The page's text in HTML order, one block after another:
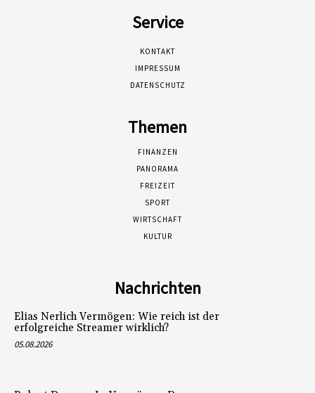
Service
KONTAKT
IMPRESSUM
DATENSCHUTZ
Themen
FINANZEN
PANORAMA
FREIZEIT
SPORT
WIRTSCHAFT
KULTUR
Nachrichten
Elias Nerlich Vermögen: Wie reich ist der
erfolgreiche Streamer wirklich?
05.08.2026